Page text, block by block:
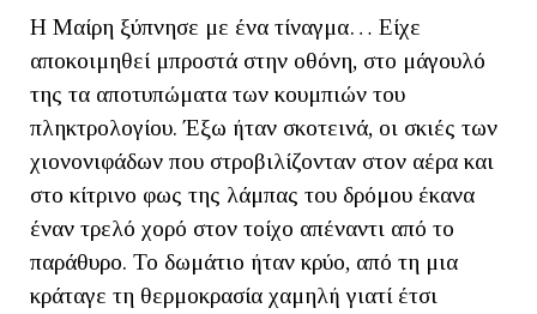
Η Μαίρη ξύπνησε με ένα τίναγμα… Είχε
αποκοιμηθεί μπροστά στην οθόνη, στο μάγουλό
της τα αποτυπώματα των κουμπιών του
πληκτρολογίου. Έξω ήταν σκοτεινά, οι σκιές των
χιονονιφάδων που στροβιλίζονταν στον αέρα και
στο κίτρινο φως της λάμπας του δρόμου έκανα
έναν τρελό χορό στον τοίχο απέναντι από το
παράθυρο. Το δωμάτιο ήταν κρύο, από τη μια
κράταγε τη θερμοκρασία χαμηλή γιατί έτσι